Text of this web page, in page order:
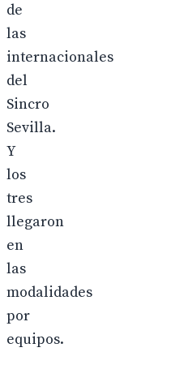
de
las
internacionales
del
Sincro
Sevilla.
Y
los
tres
llegaron
en
las
modalidades
por
equipos.